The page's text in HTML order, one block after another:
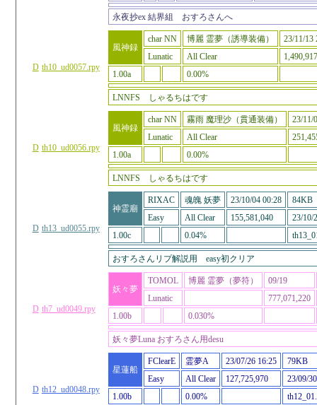
永夜抄ex 結界組 おすろさんへ
D th10_ud0057.rpy
風神録
char NN 博麗 霊夢（誘導装備）
23/11/13
Lunatic
All Clear
1.00a
0.00%
LNNFS しゃるちはです
D th10_ud0056.rpy
風神録
char NN 霧雨 魔理沙（貫通装備）
23/11/
Lunatic
All Clear
1.00a
0.00%
LNNFS しゃるちはです
D th13_ud0055.rpy
神霊廟
RIXAC 魂魄 妖夢 23/10/04 00:28
84KB
Easy
All Clear 155,581,040
23/10/
1.00c
0.04%
おすろさんリプ解説用 easy初クリア
D th7_ud0049.rpy
妖々夢
TOMOL 博麗 霊夢（夢符）
09/19
Lunatic
777,071,220
1.00b
0.030%
妖々夢Luna おすろさん用desu
D th12_ud0048.rpy
星蓮船
FClearE 霊夢A 23/07/26 16:25
79KB
Easy
All Clear 127,725,970
23/09/
1.00b
0.00%